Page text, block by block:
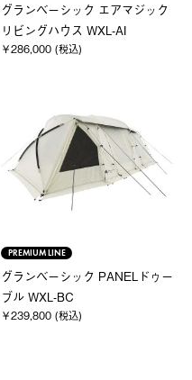
グランベーシック エアマジック
リビングハウス WXL-AI
￥286,000 (税込)
PREMIUM LINE
グランベーシック PANELドゥー
ブル WXL-BC
￥239,800 (税込)